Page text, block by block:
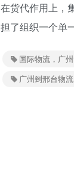
在货代作用上，
担了组织一个单
国际物流，广
广州到邢台物流